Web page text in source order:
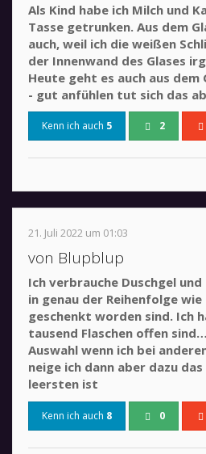
Als Kind habe ich Milch und
Tasse getrunken. Aus dem
auch, weil ich die weißen
der Innenwand des Glases
Heute geht es auch aus dem
- gut anfühlen tut sich das
Kenn ich auch 5 2
21. Juli 2022 um 01:03
von Blupblup
Ich verbrauche Duschgel
in genau der Reihenfolge
geschenkt worden sind. Ich
tausend Flaschen offen
Auswahl wenn ich bei
neige ich dann aber dazu
leersten ist
Kenn ich auch 8 0